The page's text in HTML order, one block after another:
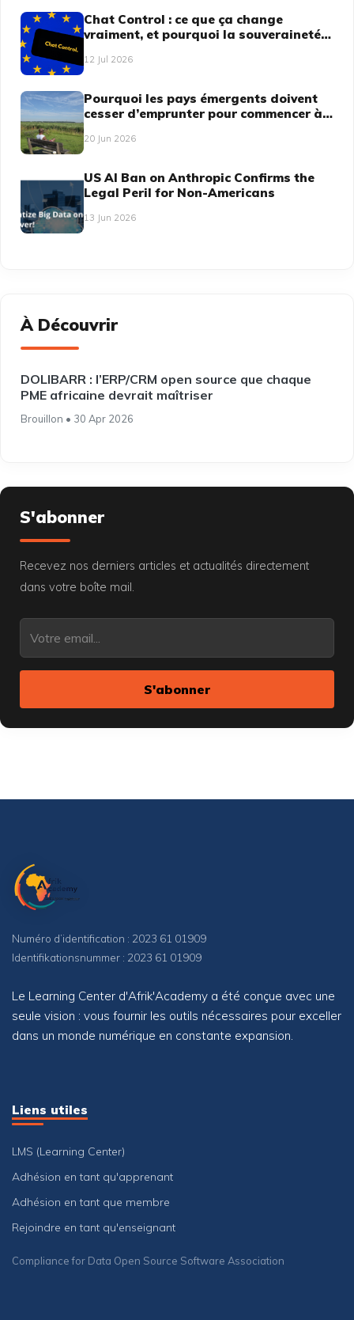
Chat Control : ce que ça change
vraiment, et pourquoi la souveraineté
12 Jul 2026
Pourquoi les pays émergents doivent
cesser d’emprunter pour commencer à
20 Jun 2026
US AI Ban on Anthropic Confirms the
Legal Peril for Non-Americans
13 Jun 2026
À Découvrir
DOLIBARR : l’ERP/CRM open source que chaque
PME africaine devrait maîtriser
Brouillon • 30 Apr 2026
S'abonner
Recevez nos derniers articles et actualités directement
dans votre boîte mail.
S'abonner
Numéro d’identification : 2023 61 01909
Identifikationsnummer : 2023 61 01909
Le Learning Center d'Afrik'Academy a été conçue avec une
seule vision : vous fournir les outils nécessaires pour exceller
dans un monde numérique en constante expansion.
Liens utiles
LMS (Learning Center)
Adhésion en tant qu'apprenant
Adhésion en tant que membre
Rejoindre en tant qu'enseignant
Compliance for Data Open Source Software Association